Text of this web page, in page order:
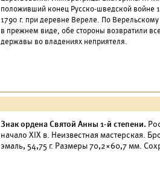
положивший конец Русско-шведской войне
1790 г. при деревне Вереле. По
в прежнем виде, обе стороны возвратили
державы во владениях неприятеля.
Знак ордена Святой Анны 1-й степени.
начало XIX в. Неизвестная мастерская.
эмаль, 54,75 г. Размеры 70,2×60,7 мм.